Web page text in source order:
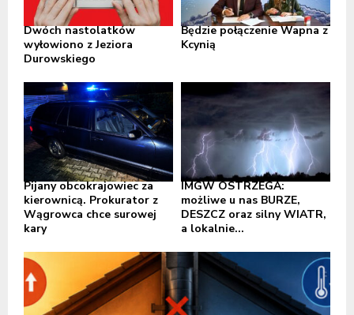
Dwóch nastolatków
wyłowiono z Jeziora
Durowskiego
Będzie połączenie Wapna z
Kcynią
Pijany obcokrajowiec za
kierownicą. Prokurator z
Wągrowca chce surowej
kary
IMGW OSTRZEGA:
możliwe u nas BURZE,
DESZCZ oraz silny WIATR,
a lokalnie...